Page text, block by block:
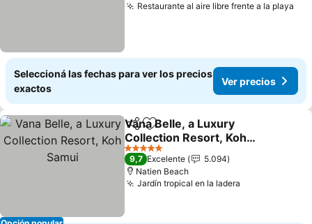
Restaurante al aire libre frente a la playa
Seleccioná las fechas para ver los precios
exactos
Ver precios
CompartirAñadir a favoritos
Vana Belle, a Luxury
Collection Resort, Koh
Samui
Ver precios
5 Estrellas
9,7 Excelente
5.094
Natien Beach
Jardín tropical en la ladera